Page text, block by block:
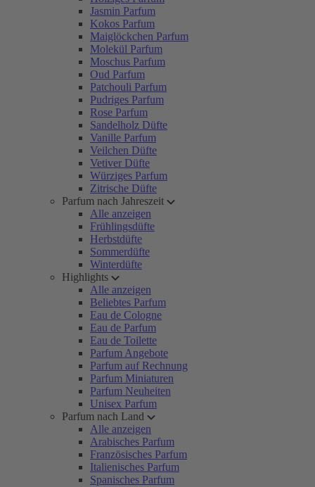
Jasmin Parfum
Kokos Parfum
Maiglöckchen Parfum
Molekül Parfum
Moschus Parfum
Oud Parfum
Patchouli Parfum
Pudriges Parfum
Rose Parfum
Sandelholz Düfte
Vanille Parfum
Veilchen Düfte
Vetiver Düfte
Würziges Parfum
Zitrische Düfte
Parfum nach Jahreszeit
Alle anzeigen
Frühlingsdüfte
Herbstdüfte
Sommerdüfte
Winterdüfte
Highlights
Alle anzeigen
Beliebtes Parfum
Eau de Cologne
Eau de Parfum
Eau de Toilette
Parfum Angebote
Parfum auf Rechnung
Parfum Miniaturen
Parfum Neuheiten
Unisex Parfum
Parfum nach Land
Alle anzeigen
Arabisches Parfum
Französisches Parfum
Italienisches Parfum
Spanisches Parfum